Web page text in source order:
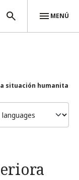
MENÚ
situación humanitaria